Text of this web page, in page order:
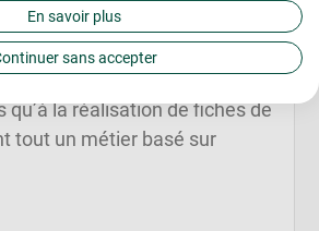
la paie c’est choisir un
fort besoin en recrutement et
Ces métiers ne se
qu’à la réalisation de fiches de
tout un métier basé sur
En savoir plus
sans accepter